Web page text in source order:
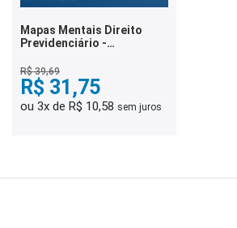
Mapas Mentais Direito
Previdenciário -
Beneficiários (PDF)
R$ 39,69
R$ 31,75
ou 3x de R$ 10,58 sem juros